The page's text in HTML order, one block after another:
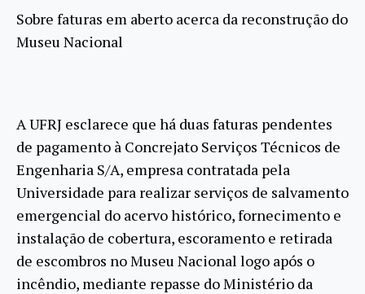
Sobre faturas em aberto acerca da reconstrução do
Museu Nacional
A UFRJ esclarece que há duas faturas pendentes
de pagamento à Concrejato Serviços Técnicos de
Engenharia S/A, empresa contratada pela
Universidade para realizar serviços de salvamento
emergencial do acervo histórico, fornecimento e
instalação de cobertura, escoramento e retirada
de escombros no Museu Nacional logo após o
incêndio, mediante repasse do Ministério da